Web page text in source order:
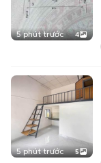
5 phút trước 4
5 phút trước 5